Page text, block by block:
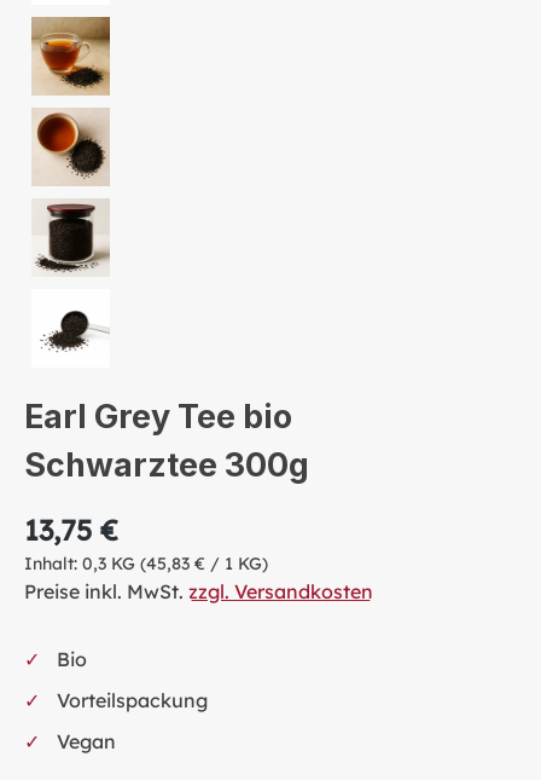
Earl Grey Tee bio
Schwarztee 300g
13,75 €
Inhalt: 0,3 KG (45,83 € / 1 KG)
Preise inkl. MwSt. zzgl. Versandkosten
Bio
Vorteilspackung
Vegan